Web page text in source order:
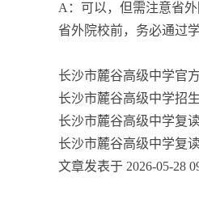
A：可以，但需注意省
省外院校前，务必通过
长沙市麓谷高级中学官
长沙市麓谷高级中学招
长沙市麓谷高级中学复
长沙市麓谷高级中学复
文章发表于 2026-05-28